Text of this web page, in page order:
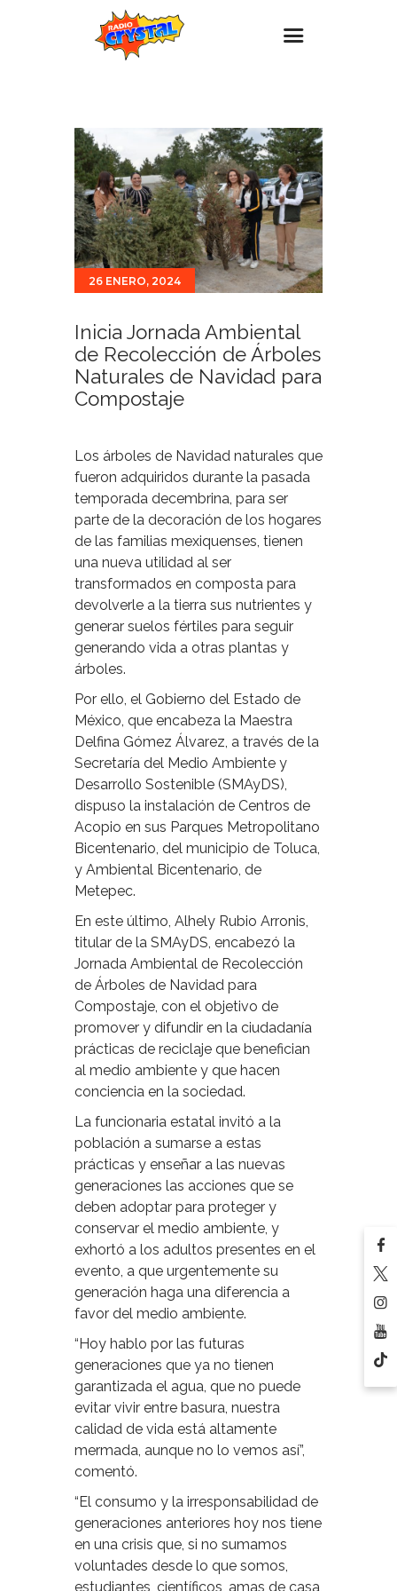
Estaciones
Eventos
Promociones
Noticias
Para ti
Contacto
26 ENERO, 2024
Inicia Jornada Ambiental
de Recolección de Árboles
Naturales de Navidad para
Compostaje
Los árboles de Navidad naturales que
fueron adquiridos durante la pasada
temporada decembrina, para ser
parte de la decoración de los hogares
de las familias mexiquenses, tienen
una nueva utilidad al ser
transformados en composta para
devolverle a la tierra sus nutrientes y
generar suelos fértiles para seguir
generando vida a otras plantas y
árboles.
Por ello, el Gobierno del Estado de
México, que encabeza la Maestra
Delfina Gómez Álvarez, a través de la
Secretaría del Medio Ambiente y
Desarrollo Sostenible (SMAyDS),
dispuso la instalación de Centros de
Acopio en sus Parques Metropolitano
Bicentenario, del municipio de Toluca,
y Ambiental Bicentenario, de
Metepec.
En este último, Alhely Rubio Arronis,
titular de la SMAyDS, encabezó la
Jornada Ambiental de Recolección
de Árboles de Navidad para
Compostaje, con el objetivo de
promover y difundir en la ciudadanía
prácticas de reciclaje que benefician
al medio ambiente y que hacen
conciencia en la sociedad.
La funcionaria estatal invitó a la
población a sumarse a estas
prácticas y enseñar a las nuevas
generaciones las acciones que se
deben adoptar para proteger y
conservar el medio ambiente, y
exhortó a los adultos presentes en el
evento, a que urgentemente su
generación haga una diferencia a
favor del medio ambiente.
“Hoy hablo por las futuras
generaciones que ya no tienen
garantizada el agua, que no puede
evitar vivir entre basura, nuestra
calidad de vida está altamente
mermada, aunque no lo vemos así”,
comentó.
“El consumo y la irresponsabilidad de
generaciones anteriores hoy nos tiene
en una crisis que, si no sumamos
voluntades desde lo que somos,
estudiantes, científicos, amas de casa,